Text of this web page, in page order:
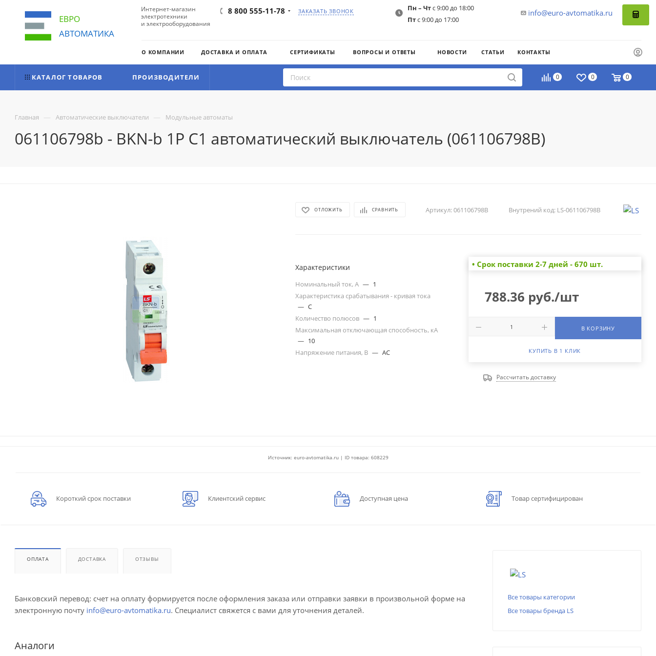
ЕВРО
АВТОМАТИКА
Интернет-магазин
электротехники
и электрооборудования
8 800 555-11-78 ЗАКАЗАТЬ ЗВОНОК info@euro-avtomatika.ru
Пн – Чтс 9:00 до 18:00
Птс 9:00 до 17:00
О КОМПАНИИ ДОСТАВКА И ОПЛАТА СЕРТИФИКАТЫ ВОПРОСЫ И ОТВЕТЫ НОВОСТИ СТАТЬИ КОНТАКТЫ
0 0 0
КАТАЛОГ ТОВАРОВ ПРОИЗВОДИТЕЛИ
Главная — Автоматические выключатели — Модульные автоматы
061106798b - BKN-b 1P C1 автоматический выключатель (061106798B)
ОТЛОЖИТЬ СРАВНИТЬ Артикул:061106798B Внутрений код: LS-061106798B
Характеристики
Номинальный ток, А — 1
Характеристика срабатывания - кривая тока
— C
Количество полюсов — 1
Максимальная отключающая способность, кА
— 10
Напряжение питания, В — AC
• Cрок поставки 2-7 дней - 670 шт.
788.36 руб./шт
В КОРЗИНУ
КУПИТЬ В 1 КЛИК
Рассчитать доставку
Источник: euro-avtomatika.ru | ID товара: 608229
Короткий срок поставки Клиентский сервис Доступная цена Товар сертифицирован
ОПЛАТА ДОСТАВКА ОТЗЫВЫ
Банковский перевод: счет на оплату формируется после оформления заказа или отправки заявки в произвольной форме на
электронную почту info@euro-avtomatika.ru. Специалист свяжется с вами для уточнения деталей.
Аналоги
Все товары категории
Все товары бренда LS